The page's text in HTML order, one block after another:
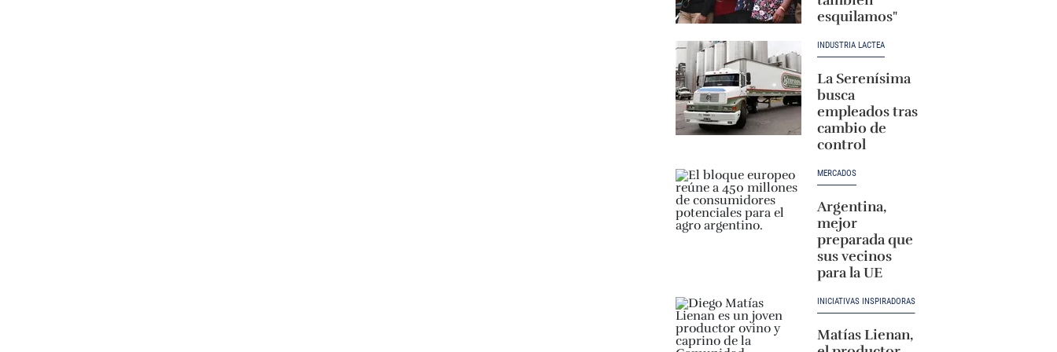
esquilamos"
INDUSTRIA LÁCTEA
La Serenísima
busca
empleados tras
cambio de
control
MERCADOS
Argentina,
mejor
preparada que
sus vecinos
para la UE
INICIATIVAS INSPIRADORAS
Matías Lienan,